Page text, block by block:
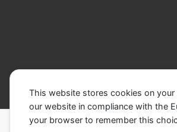
Copyright © 2026
This website stores cookies on
our website in compliance with the
your browser to remember this